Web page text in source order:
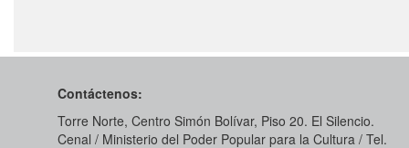
Contáctenos:
Torre Norte, Centro Simón Bolívar, Piso 20. El Silencio.
Cenal / Ministerio del Poder Popular para la Cultura / Tel.